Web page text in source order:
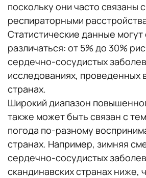
поскольку они часто связаны с
респираторными
Статистические данные могут
различаться: от 5% до 30%
сердечно-сосудистых
исследованиях, проведенных
странах.
Широкий диапазон
также может быть связан с
погода по-разному
странах. Например, зимняя
сердечно-сосудистых
скандинавских странах ниже,